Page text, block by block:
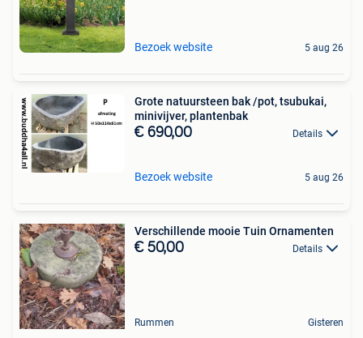
Bezoek website 5 aug 26
Grote natuursteen bak /pot, tsubukai,
minivijver, plantenbak
€ 690,00 Details
Bezoek website 5 aug 26
Verschillende mooie Tuin Ornamenten
€ 50,00 Details
Rummen Gisteren